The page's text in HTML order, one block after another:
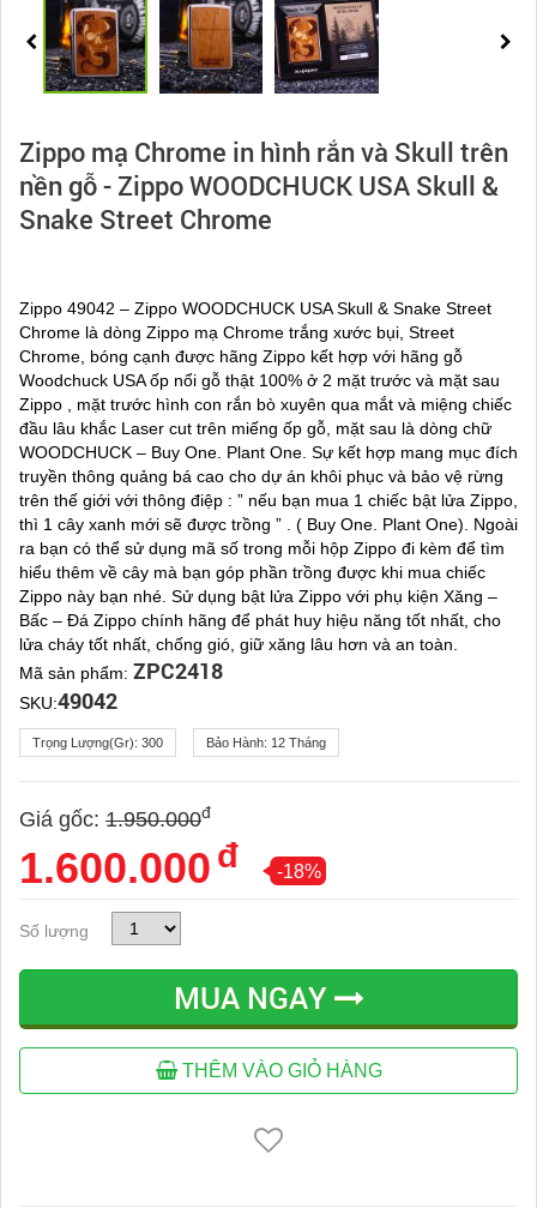
Zippo mạ Chrome in hình rắn và Skull trên
nền gỗ - Zippo WOODCHUCK USA Skull &
Snake Street Chrome
Zippo 49042 – Zippo WOODCHUCK USA Skull & Snake Street
Chrome là dòng Zippo mạ Chrome trắng xước bụi, Street
Chrome, bóng cạnh được hãng Zippo kết hợp với hãng gỗ
Woodchuck USA ốp nổi gỗ thật 100% ở 2 mặt trước và mặt sau
Zippo , mặt trước hình con rắn bò xuyên qua mắt và miệng chiếc
đầu lâu khắc Laser cut trên miếng ốp gỗ, mặt sau là dòng chữ
WOODCHUCK – Buy One. Plant One. Sự kết hợp mang mục đích
truyền thông quảng bá cao cho dự án khôi phục và bảo vệ rừng
trên thế giới với thông điệp : ” nếu bạn mua 1 chiếc bật lửa Zippo,
thì 1 cây xanh mới sẽ được trồng ” . ( Buy One. Plant One). Ngoài
ra bạn có thể sử dụng mã số trong mỗi hộp Zippo đi kèm để tìm
hiểu thêm về cây mà bạn góp phần trồng được khi mua chiếc
Zippo này bạn nhé. Sử dụng bật lửa Zippo với phụ kiện Xăng –
Bấc – Đá Zippo chính hãng để phát huy hiệu năng tốt nhất, cho
lửa cháy tốt nhất, chống gió, giữ xăng lâu hơn và an toàn.
Mã sản phẩm: ZPC2418
SKU:49042
Trọng Lượng(gr): 300 Bảo Hành: 12 Tháng
Giá gốc: 1.950.000đ
1.600.000 đ -18%
Số lượng
MUA NGAY
THÊM VÀO GIỎ HÀNG